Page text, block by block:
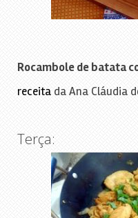
Rocambole de batata
receitada Ana Cláudia
Terça: